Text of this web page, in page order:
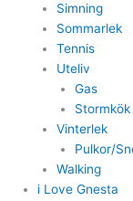
Simning
Sommarlek
Tennis
Uteliv
Gas
Stormkök
Vinterlek
Pulkor/
Walking
i Love Gnesta